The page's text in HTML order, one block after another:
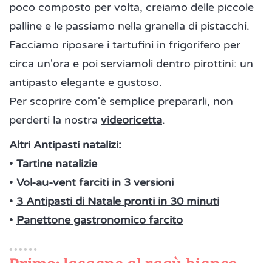
poco composto per volta, creiamo delle piccole
palline e le passiamo nella granella di pistacchi.
Facciamo riposare i tartufini in frigorifero per
circa un'ora e poi serviamoli dentro pirottini: un
antipasto elegante e gustoso.
Per scoprire com'è semplice prepararli, non
perderti la nostra videoricetta.
Altri Antipasti natalizi:
• Tartine natalizie
• Vol-au-vent farciti in 3 versioni
• 3 Antipasti di Natale pronti in 30 minuti
• Panettone gastronomico farcito